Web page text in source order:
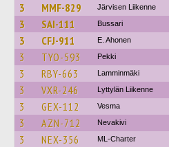
3 MMF-829 Järvisen Liikenne
3 SAI-111 Bussari
3 CFJ-911 E. Ahonen
3 TYO-593 Pekki
3 RBY-663 Lamminmäki
3 VXR-246 Lyttylän Liikenne
3 GEX-112 Vesma
3 AZN-712 Nevakivi
3 NEX-356 ML-Charter